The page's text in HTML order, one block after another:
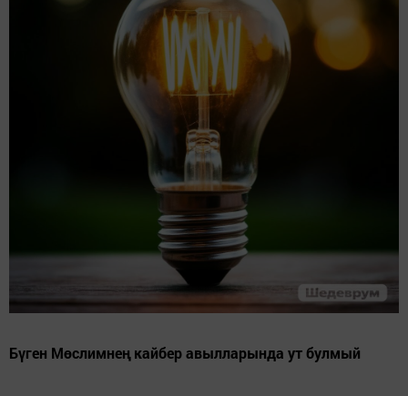
Бүген Мөслимнең кайбер авылларында ут булмый